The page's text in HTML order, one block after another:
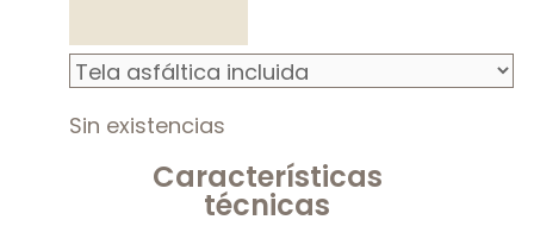
Sin existencias
Características
técnicas